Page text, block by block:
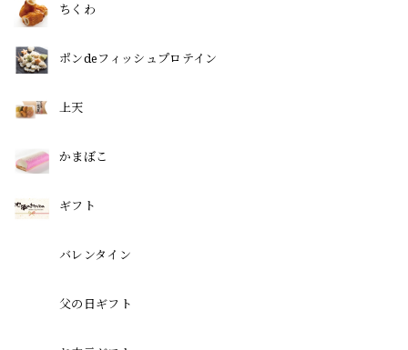
ちくわ
ポンdeフィッシュプロテイン
上天
かまぼこ
ギフト
バレンタイン
父の日ギフト